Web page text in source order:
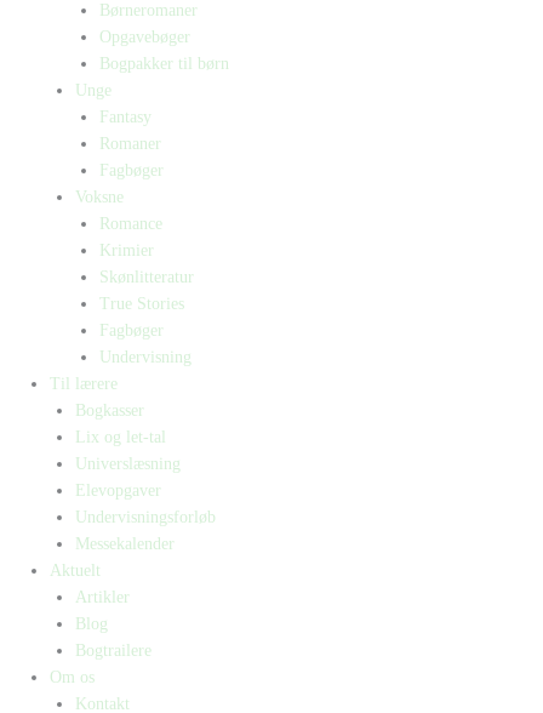
Børneromaner
Opgavebøger
Bogpakker til børn
Unge
Fantasy
Romaner
Fagbøger
Voksne
Romance
Krimier
Skønlitteratur
True Stories
Fagbøger
Undervisning
Til lærere
Bogkasser
Lix og let-tal
Universlæsning
Elevopgaver
Undervisningsforløb
Messekalender
Aktuelt
Artikler
Blog
Bogtrailere
Om os
Kontakt